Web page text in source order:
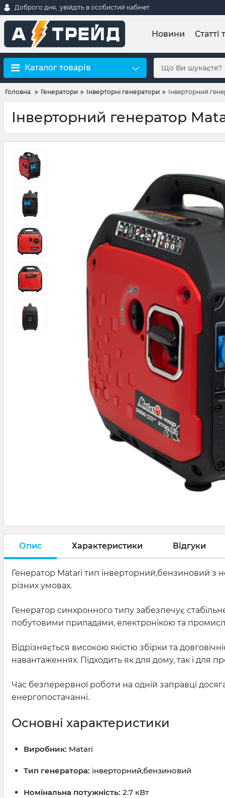
Доброго дня, увійдіть в особистий кабінет
Новини Статті
Каталог товарів
Головна Генератори Інверторні генератори Інверторний
Інверторний генератор
Опис Характеристики Відгуки
Генератор Matari тип інверторний,бензиновий з
різних умовах.
Генератор синхронного типу забезпечує
побутовими приладами, електронікою та
Відрізняється високою якістю збірки та
навантаженнях. Підходить як для дому, так і для
Час безперервної роботи на одній заправці
енергопостачанні.
Основні характеристики
Виробник: Matari
Тип генератора: інверторний,бензиновий
Номінальна потужність: 2.7 кВт